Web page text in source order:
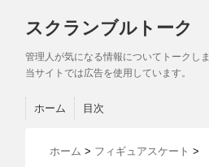
スクランブルトーク
管理人が気になる情報についてトークし
当サイトでは広告を使用しています。
ホーム 目次
ホーム > フィギュアスケート >